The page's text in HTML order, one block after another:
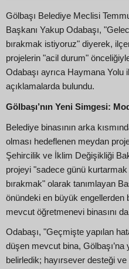
Gölbaşı Belediye Meclisi
Başkanı Yakup Odabaşı,
bırakmak istiyoruz" diyerek,
projelerin "acil durum"
Odabaşı ayrıca Haymana Yolu
açıklamalarda bulundu.
Gölbaşı’nın Yeni Simgesi:
Belediye binasının arka
olması hedeflenen meydan
Şehircilik ve İklim Değişikliği
projeyi "sadece günü
bırakmak" olarak tanımlayan
önündeki en büyük
mevcut öğretmenevi binasını
Odabaşı, "Geçmişte yapılan
düşen mevcut bina, Gölbaşı’na
belirledik; hayırsever desteği ve